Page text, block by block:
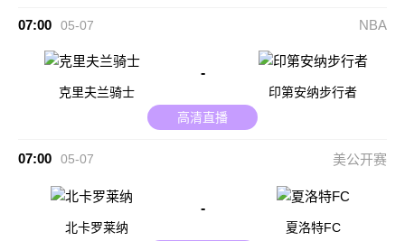
07:00 05-07 NBA
克里夫兰骑士
-
印第安纳步行者
高清直播
07:00 05-07 美公开赛
北卡罗莱纳
-
夏洛特FC